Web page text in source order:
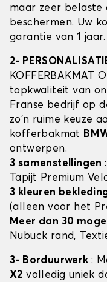
maar zeer belaste
beschermen. Uw
garantie van 1 jaar.
2-
KOFFERBAKMAT
topkwaliteit van
Franse bedrijf op
zo'n ruime keuze
kofferbakmat
ontwerpen.
3 samenstellingen
Tapijt Premium
3 kleuren
(alleen voor het
Meer dan 30
Nubuck rand,
3- Borduurwerk :
X2 volledig uniek